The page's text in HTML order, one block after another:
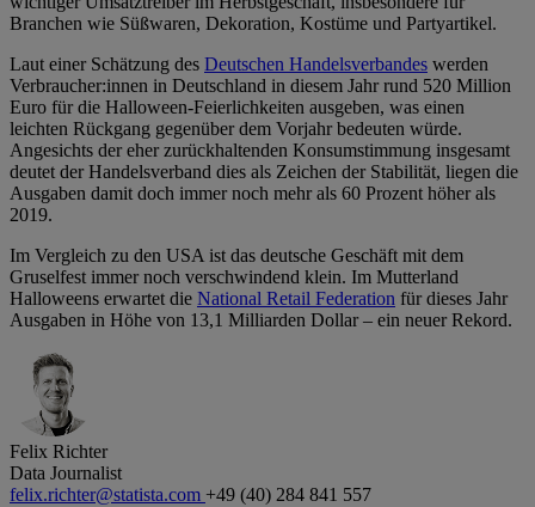
Branchen wie Süßwaren, Dekoration, Kostüme und Partyartikel.
Laut einer Schätzung des Deutschen Handelsverbandes werden
Verbraucher:innen in Deutschland in diesem Jahr rund 520 Million
Euro für die Halloween-Feierlichkeiten ausgeben, was einen
leichten Rückgang gegenüber dem Vorjahr bedeuten würde.
Angesichts der eher zurückhaltenden Konsumstimmung insgesamt
deutet der Handelsverband dies als Zeichen der Stabilität, liegen die
Ausgaben damit doch immer noch mehr als 60 Prozent höher als
2019.
Im Vergleich zu den USA ist das deutsche Geschäft mit dem
Gruselfest immer noch verschwindend klein. Im Mutterland
Halloweens erwartet die National Retail Federation für dieses Jahr
Ausgaben in Höhe von 13,1 Milliarden Dollar – ein neuer Rekord.
Felix Richter
Data Journalist
felix.richter@statista.com +49 (40) 284 841 557